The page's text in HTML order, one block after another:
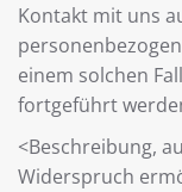
Kontakt mit uns
einem solchen
fortgeführt
<Beschreibung,
Widerspruch